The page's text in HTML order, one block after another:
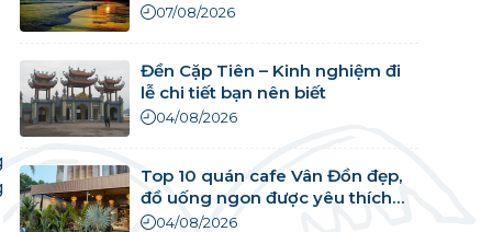
07/08/2026
Đền Cặp Tiên – Kinh nghiệm đi
lễ chi tiết bạn nên biết
04/08/2026
Top 10 quán cafe Vân Đồn đẹp,
đồ uống ngon được yêu thích
nhất
04/08/2026